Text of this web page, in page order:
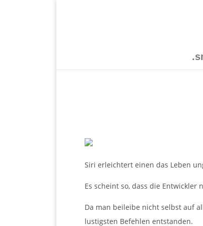
Siri erleichtert einen das Leben
Es scheint so, dass die
Da man beileibe nicht selbst auf
lustigsten Befehlen entstanden.